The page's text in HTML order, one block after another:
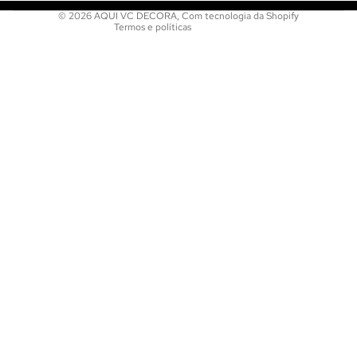
© 2026AQUI VC DECORA, Com tecnologia da Shopify
Termos e políticas